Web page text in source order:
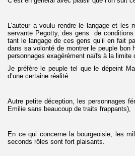
L’auteur a voulu rendre le langage et
servante Pegotty, des gens de
tant le langage de ces gens qu’il en fait
dans sa volonté de montrer le peuple
personnages exagérément naïfs à la
Je préfère le peuple tel que le dépeint
d’une certaine réalité.
Autre petite déception, les personnages
Emilie sans beaucoup de traits frappants),
En ce qui concerne la bourgeoisie, les
seconds rôles sont fort plaisants.